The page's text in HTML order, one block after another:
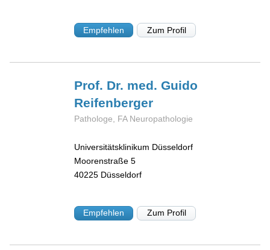
Empfehlen Zum Profil
Prof. Dr. med. Guido
Reifenberger
Pathologe, FA Neuropathologie
Universitätsklinikum Düsseldorf
Moorenstraße 5
40225 Düsseldorf
Empfehlen Zum Profil